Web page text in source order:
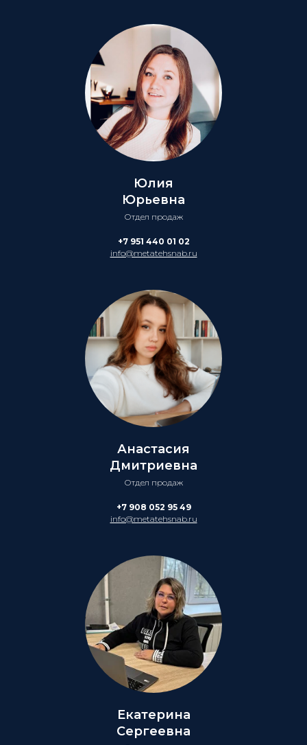
Юлия
Юрьевна
Отдел продаж
+7 951 440 01 02
info@metatehsnab.ru
Анастасия
Дмитриевна
Отдел продаж
+7 908 052 95 49
info@metatehsnab.ru
Екатерина
Сергеевна